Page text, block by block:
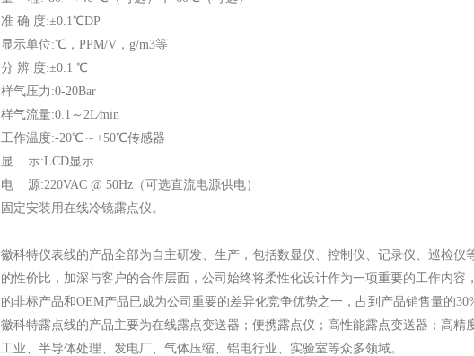
准 确 度:±0.1℃DP
显示单位:℃，PPM/V，g/m3等
分 辨 度:±0.1 ℃
样气压力:0-20Bar
样气流量:0.1～2L∕min
工作温度:-20℃～+50℃传感器
显 示:LCD显示
电 源:220VAC @ 50Hz（可选直流电源供电）
固定安装用在线冷镜露点仪。
徽科特仪表线的产品全部为自主研发、生产，包括数显仪、控制仪、记录仪、巡检
的性价比，加深与客户的合作层面，公司始终将柔性化设计作为一项重要的工作内
的非标产品和OEM产品已成为公司重要的差异化竞争优势之一，占到产品销售量的
徽科特露点线的产品主要为在线露点变送器；便携露点仪；高性能露点变送器；高
工业、半导体处理、发电厂、气体压缩、铝电行业、实验室等众多领域。